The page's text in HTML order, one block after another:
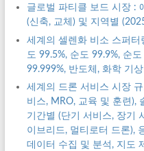
글로벌 파티클 보드 시장 :
(신축, 교체) 및 지역별
세계의 셀렌화 비소 스퍼
도 99.5%, 순도 99.9%, 순
99.999%, 반도체, 화학 기
세계의 드론 서비스 시장
비스, MRO, 교육 및 훈련),
기간별 (단기 서비스, 장기
이브리드, 멀티로터 드론),
데이터 수집 및 분석, 지도